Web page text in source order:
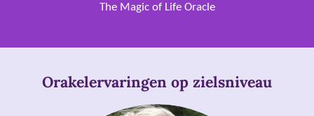
The Magic of Life Oracle
Orakelervaringen op zielsniveau